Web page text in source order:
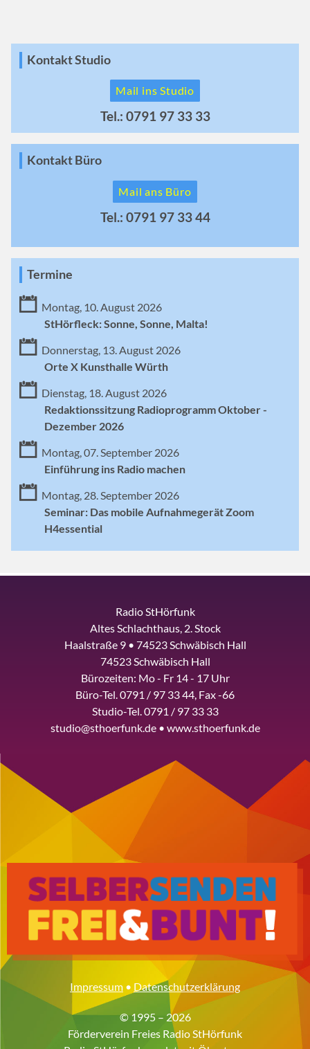
Kontakt Studio
Mail ins Studio
Tel.: 0791 97 33 33
Kontakt Büro
Mail ans Büro
Tel.: 0791 97 33 44
Termine
Montag, 10. August 2026
StHörfleck: Sonne, Sonne, Malta!
Donnerstag, 13. August 2026
Orte X Kunsthalle Würth
Dienstag, 18. August 2026
Redaktionssitzung Radioprogramm Oktober -
Dezember 2026
Montag, 07. September 2026
Einführung ins Radio machen
Montag, 28. September 2026
Seminar: Das mobile Aufnahmegerät Zoom
H4essential
Radio StHörfunk
Altes Schlachthaus, 2. Stock
Haalstraße 9 • 74523 Schwäbisch Hall
74523 Schwäbisch Hall
Bürozeiten: Mo - Fr 14 - 17 Uhr
Büro-Tel. 0791 / 97 33 44, Fax -66
Studio-Tel. 0791 / 97 33 33
studio@sthoerfunk.de • www.sthoerfunk.de
Impressum • Datenschutzerklärung
© 1995 – 2026
Förderverein Freies Radio StHörfunk